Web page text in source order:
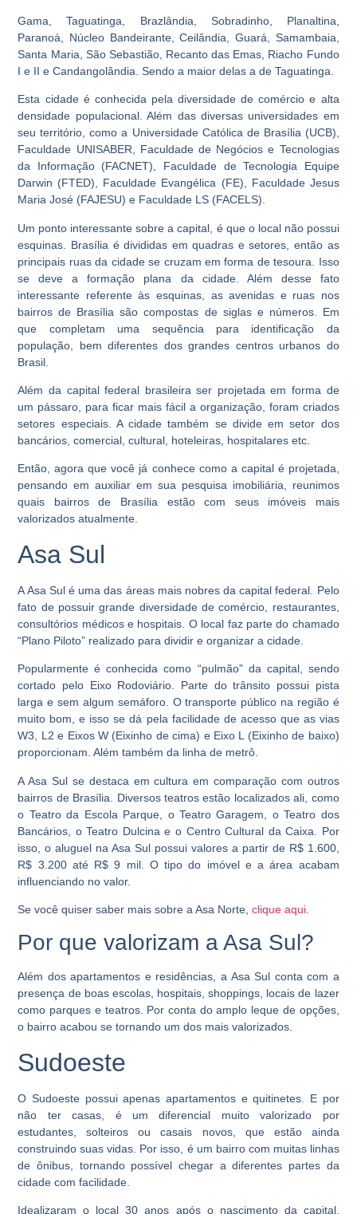
Gama, Taguatinga, Brazlândia, Sobradinho, Planaltina,
Paranoá, Núcleo Bandeirante, Ceilândia, Guará, Samambaia,
Santa Maria, São Sebastião, Recanto das Emas, Riacho Fundo
I e II e Candangolândia. Sendo a maior delas a de Taguatinga.
Esta cidade é conhecida pela diversidade de comércio e alta
densidade populacional. Além das diversas universidades em
seu território, como a Universidade Católica de Brasília (UCB),
Faculdade UNISABER, Faculdade de Negócios e Tecnologias
da Informação (FACNET), Faculdade de Tecnologia Equipe
Darwin (FTED), Faculdade Evangélica (FE), Faculdade Jesus
Maria José (FAJESU) e Faculdade LS (FACELS).
Um ponto interessante sobre a capital, é que o local não possui
esquinas. Brasília é divididas em quadras e setores, então as
principais ruas da cidade se cruzam em forma de tesoura. Isso
se deve a formação plana da cidade. Além desse fato
interessante referente às esquinas, as avenidas e ruas nos
bairros de Brasília são compostas de siglas e números. Em
que completam uma sequência para identificação da
população, bem diferentes dos grandes centros urbanos do
Brasil.
Além da capital federal brasileira ser projetada em forma de
um pássaro, para ficar mais fácil a organização, foram criados
setores especiais. A cidade também se divide em setor dos
bancários, comercial, cultural, hoteleiras, hospitalares etc.
Então, agora que você já conhece como a capital é projetada,
pensando em auxiliar em sua pesquisa imobiliária, reunimos
quais bairros de Brasília estão com seus imóveis mais
valorizados atualmente.
Asa Sul
A Asa Sul é uma das áreas mais nobres da capital federal. Pelo
fato de possuir grande diversidade de comércio, restaurantes,
consultórios médicos e hospitais. O local faz parte do chamado
“Plano Piloto” realizado para dividir e organizar a cidade.
Popularmente é conhecida como “pulmão” da capital, sendo
cortado pelo Eixo Rodoviário. Parte do trânsito possui pista
larga e sem algum semáforo. O transporte público na região é
muito bom, e isso se dá pela facilidade de acesso que as vias
W3, L2 e Eixos W (Eixinho de cima) e Eixo L (Eixinho de baixo)
proporcionam. Além também da linha de metrô.
A Asa Sul se destaca em cultura em comparação com outros
bairros de Brasília. Diversos teatros estão localizados ali, como
o Teatro da Escola Parque, o Teatro Garagem, o Teatro dos
Bancários, o Teatro Dulcina e o Centro Cultural da Caixa. Por
isso, o aluguel na Asa Sul possui valores a partir de R$ 1.600,
R$ 3.200 até R$ 9 mil. O tipo do imóvel e a área acabam
influenciando no valor.
Se você quiser saber mais sobre a Asa Norte,clique aqui.
Por que valorizam a Asa Sul?
Além dos apartamentos e residências, a Asa Sul conta com a
presença de boas escolas, hospitais, shoppings, locais de lazer
como parques e teatros. Por conta do amplo leque de opções,
o bairro acabou se tornando um dos mais valorizados.
Sudoeste
O Sudoeste possui apenas apartamentos e quitinetes. E por
não ter casas, é um diferencial muito valorizado por
estudantes, solteiros ou casais novos, que estão ainda
construindo suas vidas. Por isso, é um bairro com muitas linhas
de ônibus, tornando possível chegar a diferentes partes da
cidade com facilidade.
Idealizaram o local 30 anos após o nascimento da capital,